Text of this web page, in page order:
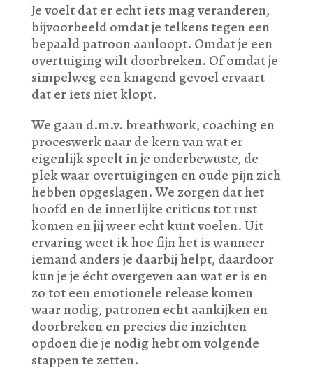
Je voelt dat er echt iets mag veranderen,
bijvoorbeeld omdat je telkens tegen een
bepaald patroon aanloopt. Omdat je een
overtuiging wilt doorbreken. Of omdat je
simpelweg een knagend gevoel ervaart
dat er iets niet klopt.
We gaan d.m.v. breathwork, coaching en
proceswerk naar de kern van wat er
eigenlijk speelt in je onderbewuste, de
plek waar overtuigingen en oude pijn zich
hebben opgeslagen. We zorgen dat het
hoofd en de innerlijke criticus tot rust
komen en jij weer echt kunt voelen. Uit
ervaring weet ik hoe fijn het is wanneer
iemand anders je daarbij helpt, daardoor
kun je je écht overgeven aan wat er is en
zo tot een emotionele release komen
waar nodig, patronen echt aankijken en
doorbreken en precies die inzichten
opdoen die je nodig hebt om volgende
stappen te zetten.